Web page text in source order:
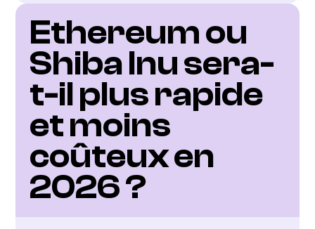
Ethereum ou
Shiba Inu sera-
t-il plus rapide
et moins
coûteux en
2026 ?